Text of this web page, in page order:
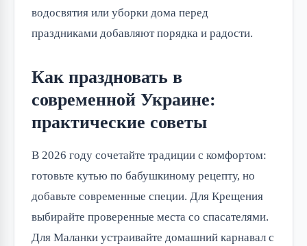
водосвятия или уборки дома перед
праздниками добавляют порядка и радости.
Как праздновать в
современной Украине:
практические советы
В 2026 году сочетайте традиции с комфортом:
готовьте кутью по бабушкиному рецепту, но
добавьте современные специи. Для Крещения
выбирайте проверенные места со спасателями.
Для Маланки устраивайте домашний карнавал с